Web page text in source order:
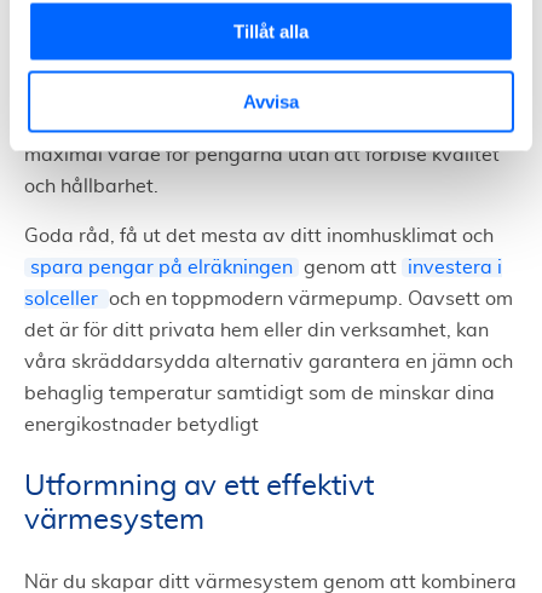
Tillåt alla
Avvisa
en djupare förståelse för de möjligheter och alternativ
Genom att analysera offerter från olika leverantörer
maximal värde för pengarna utan att förbise kvalitet
och hållbarhet.
Goda råd, få ut det mesta av ditt inomhusklimat och
spara pengar på elräkningen genom att
investera i
solceller och en toppmodern värmepump. Oavsett om
det är för ditt privata hem eller din verksamhet, kan
våra skräddarsydda alternativ garantera en jämn och
behaglig temperatur samtidigt som de minskar dina
energikostnader betydligt
Utformning av ett effektivt
värmesystem
När du skapar ditt värmesystem genom att kombinera